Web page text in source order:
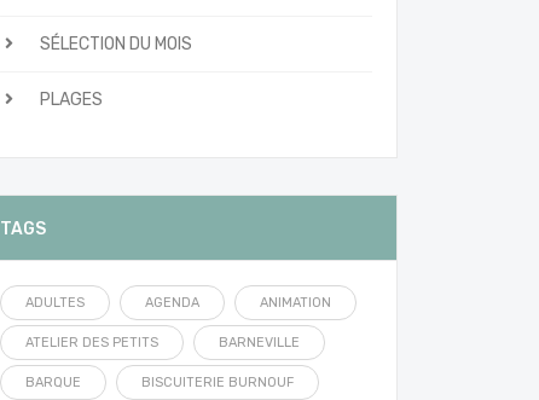
SÉLECTION DU MOIS
PLAGES
TAGS
ADULTES AGENDA ANIMATION
ATELIER DES PETITS BARNEVILLE
BARQUE BISCUITERIE BURNOUF